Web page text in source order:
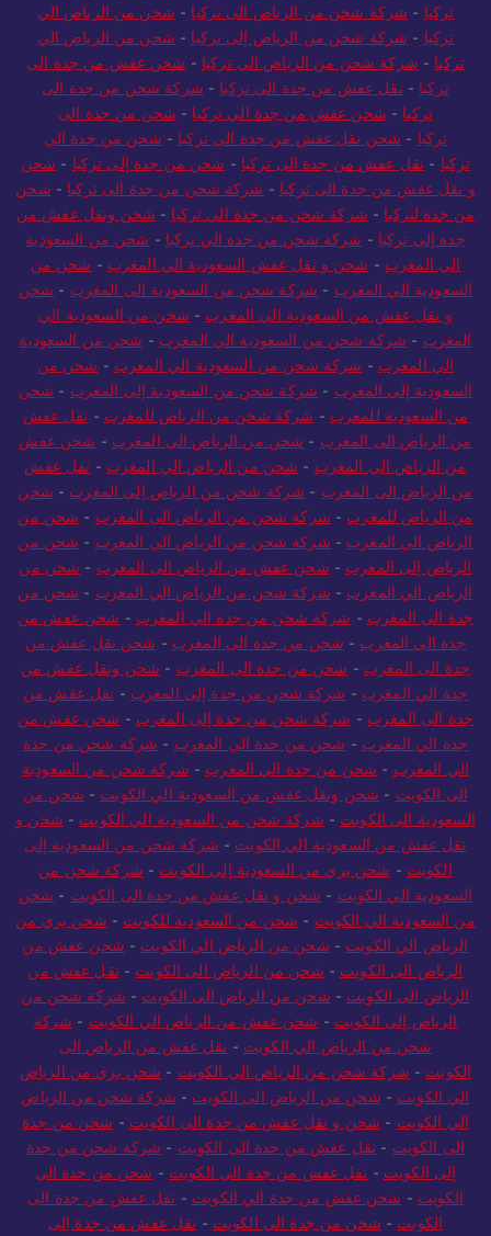
تركيا - شركة شحن من الرياض الى تركيا - شحن من الرياض الي
تركيا - شركة شحن من الرياض إلى تركيا - شحن من الرياض الي
تركيا - شركة شحن من الرياض الي تركيا - شحن عفش من جدة الى
تركيا - نقل عفش من جدة الى تركيا - شركة شحن من جدة الى
تركيا - شحن عفش من جدة الي تركيا - شحن من جدة الى
تركيا - شحن نقل عفش من جدة الى تركيا - شحن من جدة الي
تركيا - نقل عفش من جدة الى تركيا - شحن من جدة إلى تركيا - شحن
و نقل عفش من جدة الى تركيا - شركة شحن من جدة الى تركيا - شحن
من جدة لتركيا - شركة شحن من جدة الي تركيا - شحن ونقل عفش من
جدة إلى تركيا - شركة شحن من جدة الي تركيا - شحن من السعودية
الي المغرب - شحن و نقل عفش السعودية الي المغرب - شحن من
السعودية الي المغرب - شركة شحن من السعودية الى المغرب - شحن
و نقل عفش من السعودية الي المغرب - شحن من السعودية الي
المغرب - شركة شحن من السعودية الي المغرب - شحن من السعودية
الي المغرب - شركة شحن من السعودية الي المغرب - شحن من
السعودية إلى المغرب - شركة شحن من السعودية إلى المغرب - شحن
من السعودية للمغرب - شركة شحن من الرياض للمغرب - نقل عفش
من الرياض الى المغرب - شحن من الرياض الى المغرب - شحن عفش
من الرياض الي المغرب - شحن من الرياض الي المغرب - نقل عفش
من الرياض الى المغرب - شركة شحن من الرياض إلى المغرب - شحن
من الرياض للمغرب - شركة شحن من الرياض الى المغرب - شحن من
الرياض الي المغرب - شركة شحن من الرياض الي المغرب - شحن من
الرياض إلى المغرب - شحن عفش من الرياض الى المغرب - شحن من
الرياض الي المغرب - شركة شحن من الرياض الي المغرب - شحن من
جدة الى المغرب - شركة شحن من جدة الي المغرب - شحن عفش من
جدة الى المغرب - شحن من جدة الى المغرب - شحن نقل عفش من
جدة الى المغرب - شحن من جدة الى المغرب - شحن ونقل عفش من
جدة الي المغرب - شركة شحن من جدة إلى المغرب - نقل عفش من
جدة الى المغرب - شركة شحن من جدة إلى المغرب - شحن عفش من
جدة الي المغرب - شحن من جدة الي المغرب - شركة شحن من جدة
الي المغرب - شحن من جدة الي المغرب - شركة شحن من السعودية
الى الكويت - شحن ونقل عفش من السعودية الي الكويت - شحن من
السعودية الى الكويت - شركة شحن من السعودية الي الكويت - شحن و
نقل عفش من السعودية الي الكويت - شركة شحن من السعودية إلى
الكويت - شحن بري من السعودية إلى الكويت - شركة شحن من
السعودية الي الكويت - شحن و نقل عفش من جدة الى الكويت - شحن
من السعودية الي الكويت - شحن من السعودية للكويت - شحن بري من
الرياض الي الكويت - شحن من الرياض الي الكويت - شحن عفش من
الرياض الى الكويت - شحن من الرياض الى الكويت - نقل عفش من
الرياض الى الكويت - شحن من الرياض الى الكويت - شركة شحن من
الرياض إلى الكويت - شحن عفش من الرياض الي الكويت - شركة
شحن من الرياض الي الكويت - نقل عفش من الرياض الى
الكويت - شركة شحن من الرياض الي الكويت - شحن بري من الرياض
الي الكويت - شحن من الرياض الى الكويت - شركة شحن من الرياض
الي الكويت - شحن و نقل عفش من جدة الى الكويت - شحن من جدة
الى الكويت - نقل عفش من جدة الى الكويت - شركة شحن من جدة
إلى الكويت - نقل عفش من جدة الى الكويت - شحن من جدة الى
الكويت - شحن عفش من جدة الي الكويت - نقل عفش من جدة الى
الكويت - شحن من جدة الى الكويت - نقل عفش من جدة إلى